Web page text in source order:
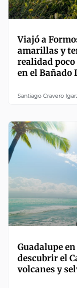
Viajó a
amarillas y
realidad poco
en el Bañado
Santiago Cravero
Guadalupe
descubrir el
volcanes y